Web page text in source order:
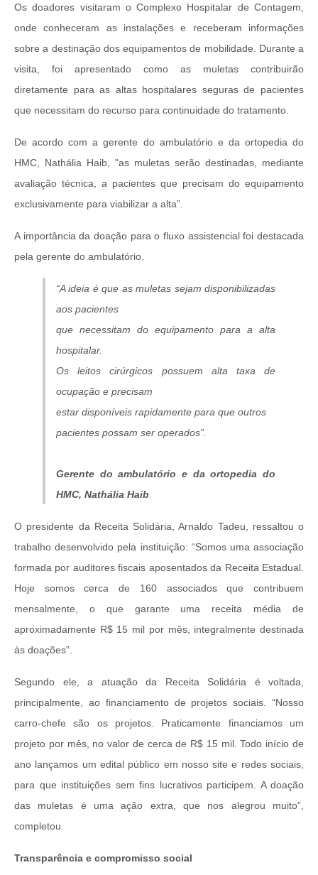
Os doadores visitaram o Complexo Hospitalar de Contagem,
onde conheceram as instalações e receberam informações
sobre a destinação dos equipamentos de mobilidade. Durante a
visita, foi apresentado como as muletas contribuirão
diretamente para as altas hospitalares seguras de pacientes
que necessitam do recurso para continuidade do tratamento.
De acordo com a gerente do ambulatório e da ortopedia do
HMC, Nathália Haib, "as muletas serão destinadas, mediante
avaliação técnica, a pacientes que precisam do equipamento
exclusivamente para viabilizar a alta”.
A importância da doação para o fluxo assistencial foi destacada
pela gerente do ambulatório.
“A ideia é que as muletas sejam disponibilizadas
aos pacientes
que necessitam do equipamento para a alta
hospitalar.
Os leitos cirúrgicos possuem alta taxa de
ocupação e precisam
estar disponíveis rapidamente para que outros
pacientes possam ser operados”.
Gerente do ambulatório e da ortopedia do
HMC, Nathália Haib
O presidente da Receita Solidária, Arnaldo Tadeu, ressaltou o
trabalho desenvolvido pela instituição: “Somos uma associação
formada por auditores fiscais aposentados da Receita Estadual.
Hoje somos cerca de 160 associados que contribuem
mensalmente, o que garante uma receita média de
aproximadamente R$ 15 mil por mês, integralmente destinada
às doações”.
Segundo ele, a atuação da Receita Solidária é voltada,
principalmente, ao financiamento de projetos sociais. “Nosso
carro-chefe são os projetos. Praticamente financiamos um
projeto por mês, no valor de cerca de R$ 15 mil. Todo início de
ano lançamos um edital público em nosso site e redes sociais,
para que instituições sem fins lucrativos participem. A doação
das muletas é uma ação extra, que nos alegrou muito”,
completou.
Transparência e compromisso social